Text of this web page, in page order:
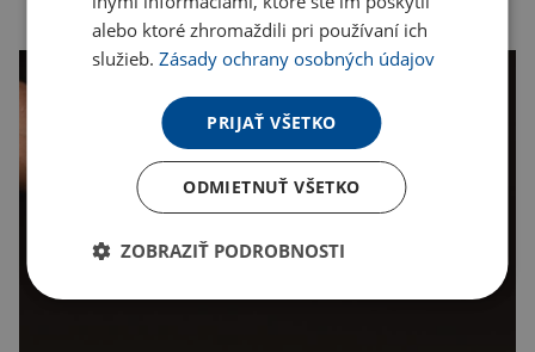
alebo ktoré zhromaždili pri používaní ich
služieb.Zásady ochrany osobných údajov
PRIJAŤ VŠETKO
ODMIETNUŤ VŠETKO
ZOBRAZIŤ PODROBNOSTI